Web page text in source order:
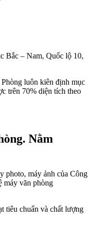
Bắc – Nam, Quốc lộ 10,
luôn kiên định mục
trên 70% diện tích theo
Nằm
photo, máy ảnh của Công
máy văn phòng
tiêu chuẩn và chất lượng